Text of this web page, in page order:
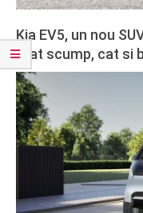
Kia EV5, un nou
atat scump, cat si
2025-
12-
30